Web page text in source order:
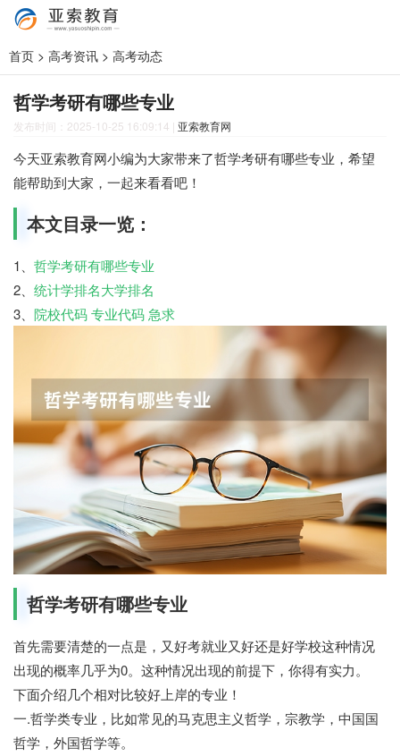
首页 > 高考资讯 > 高考动态
哲学考研有哪些专业
发布时间：2025-10-25 16:09:14 | 亚索教育网
今天亚索教育网小编为大家带来了哲学考研有哪些专业，希望
能帮助到大家，一起来看看吧！
本文目录一览：
1、 哲学考研有哪些专业
2、 统计学排名大学排名
3、 院校代码 专业代码 急求
哲学考研有哪些专业
首先需要清楚的一点是，又好考就业又好还是好学校这种情况
出现的概率几乎为0。这种情况出现的前提下，你得有实力。
下面介绍几个相对比较好上岸的专业！
一.哲学类专业，比如常见的马克思主义哲学，宗教学，中国国
哲学，外国哲学等。